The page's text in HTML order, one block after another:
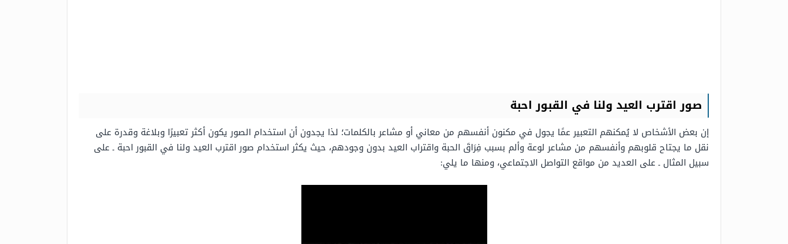
صور اقترب العيد ولنا في القبور احبة
إن بعض الأشخاص لا يُمكنهم التعبير عمًا يجول في مكنون أنفسهم من معاني أو مشاعر بالكلمات؛ لذا يجدون أن استخدام الصور يكون أكثر تعبيرًا وبلاغة وقدرة على
نقل ما يجتاح قلوبهم وأنفسهم من مشاعر لوعة وألم بسبب فِرَاقَ الحبة واقتراب العيد بدون وجودهم، حيث يكثر استخدام صور اقترب العيد ولنا في القبور احبة ـ على
سبيل المثال ـ على العديد من مواقع التواصل الاجتماعي، ومنها ما يلي: